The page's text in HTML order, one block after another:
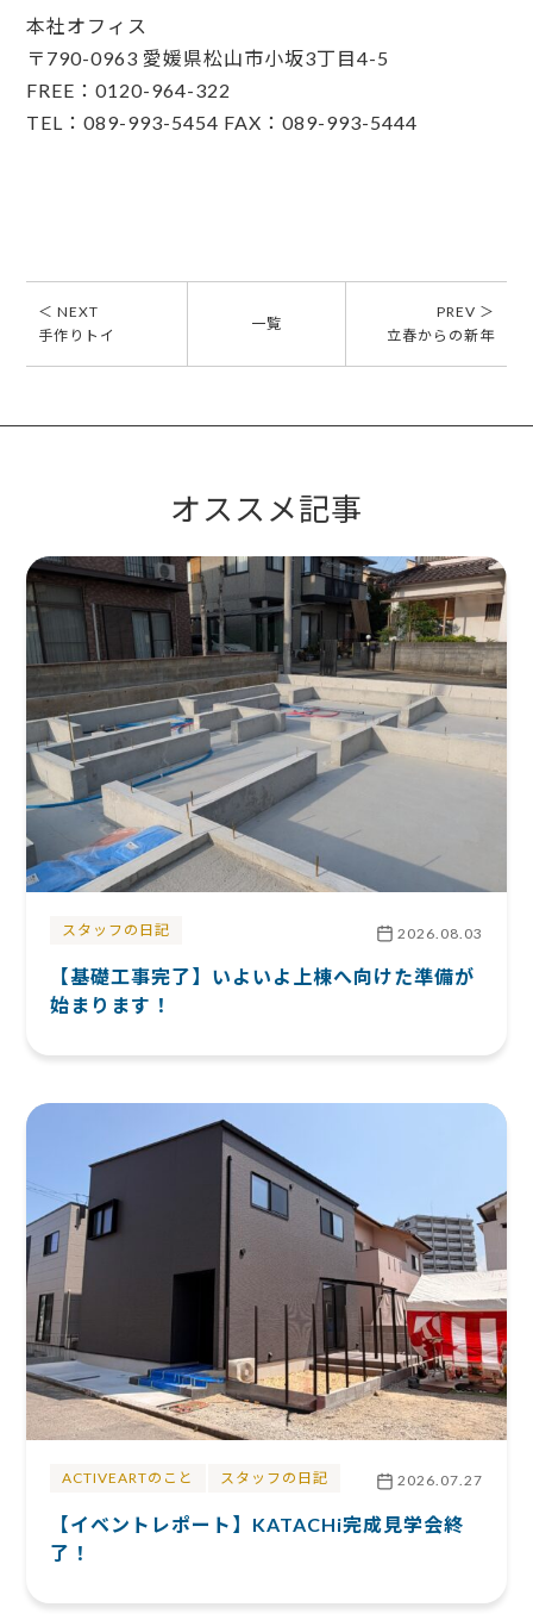
本社オフィス
〒790-0963 愛媛県松山市小坂3丁目4-5
FREE：0120-964-322
TEL：089-993-5454 FAX：089-993-5444
＜ NEXT
手作りトイ
一覧
PREV ＞
立春からの新年
オススメ記事
スタッフの日記 2026.08.03
【基礎工事完了】いよいよ上棟へ向けた準備が
始まります！
ACTIVEARTのこと スタッフの日記 2026.07.27
【イベントレポート】KATACHi完成見学会終
了！